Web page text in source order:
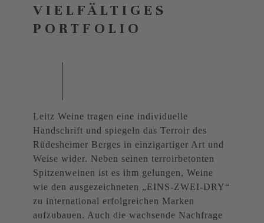
VIELFÄLTIGES
PORTFOLIO
Leitz Weine tragen eine individuelle
Handschrift und spiegeln das Terroir des
Rüdesheimer Berges in einzigartiger Art und
Weise wider. Neben seinen terroirbetonten
Spitzenweinen ist es ihm gelungen, Weine
wie den ausgezeichneten „EINS-ZWEI-DRY“
zu international erfolgreichen Marken
aufzubauen. Auch die wachsende Nachfrage